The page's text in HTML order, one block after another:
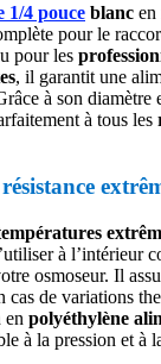
1/4 pouce blanc en
pour le
pour les
, il garantit une
à son diamètre
à tous les
à l’intérieur
osmoseur. Il
cas de variations
en polyéthylène
à la pression et à